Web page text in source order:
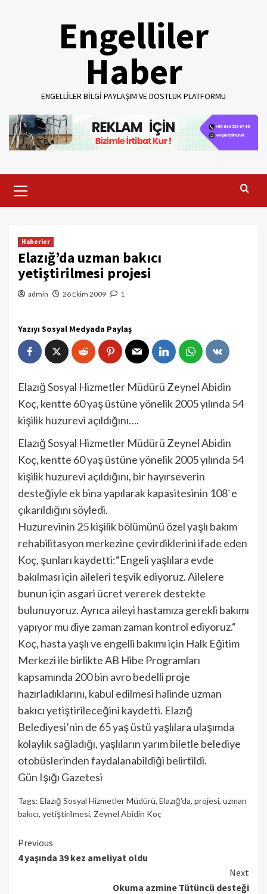
Engelliler
Haber
ENGELLILER BILGI PAYLAŞIM VE DOSTLUK PLATFORMU
Menu
Haberler
Elazığ’da uzman bakıcı
yetiştirilmesi projesi
admin 26 Ekim 2009 1
Yazıyı Sosyal Medyada Paylaş
Elazığ Sosyal Hizmetler Müdürü Zeynel Abidin
Koç, kentte 60 yaş üstüne yönelik 2005 yılında 54
kişilik huzurevi açıldığını….
Elazığ Sosyal Hizmetler Müdürü Zeynel Abidin
Koç, kentte 60 yaş üstüne yönelik 2005 yılında 54
kişilik huzurevi açıldığını, bir hayırseverin
desteğiyle ek bina yapılarak kapasitesinin 108`e
çıkarıldığını söyledi.
Huzurevinin 25 kişilik bölümünü özel yaşlı bakım
rehabilitasyon merkezine çevirdiklerini ifade eden
Koç, şunları kaydetti:“Engeli yaşlılara evde
bakılması için aileleri teşvik ediyoruz. Ailelere
bunun için asgari ücret vererek destekte
bulunuyoruz. Ayrıca aileyi hastamıza gerekli bakımı
yapıyor mu diye zaman zaman kontrol ediyoruz.“
Koç, hasta yaşlı ve engelli bakımı için Halk Eğitim
Merkezi ile birlikte AB Hibe Programları
kapsamında 200 bin avro bedelli proje
hazırladıklarını, kabul edilmesi halinde uzman
bakıcı yetiştirileceğini kaydetti. Elazığ
Belediyesi’nin de 65 yaş üstü yaşlılara ulaşımda
kolaylık sağladığı, yaşlıların yarım biletle belediye
otobüslerinden faydalanabildiği belirtildi.
Gün Işığı Gazetesi
Tags: Elazığ Sosyal Hizmetler Müdürü, Elazığ'da, projesi, uzman
bakıcı, yetiştirilmesi, Zeynel Abidin Koç
Continue
Reading
Previous
4 yaşında 39 kez ameliyat oldu
Next
Okuma azmine Tütüncü desteği